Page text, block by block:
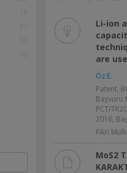
Li-ion
are
Öz E.
Patent,
Başvuru
PCT/
2016,
Fikri
MoS2